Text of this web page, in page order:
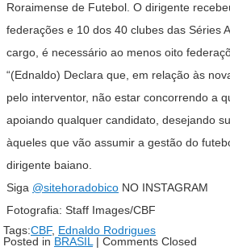
Roraimense de Futebol. O dirigente
federações e 10 dos 40 clubes das Séries
cargo, é necessário ao menos oito
“(Ednaldo) Declara que, em relação às
pelo interventor, não estar concorrendo a
apoiando qualquer candidato, desejando
àqueles que vão assumir a gestão do
dirigente baiano.
Siga @sitehoradobico NO INSTAGRAM
Fotografia: Staff Images/CBF
Tags:CBF, Ednaldo Rodrigues
Posted in BRASIL | Comments Closed